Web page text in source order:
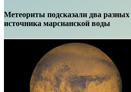
Метеориты подсказали два разных
источника марсианской воды